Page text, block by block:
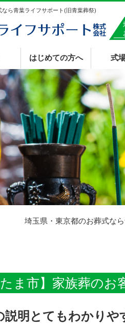
ら青葉ライフサポート(旧青葉葬祭)
はじめての方へ 式
青葉メ
埼玉県・東京都のお葬式な
たま市】家族葬のお
説明とてもわかりや